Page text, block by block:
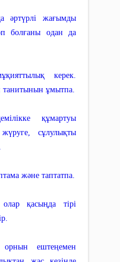
әртүрлі жағымды
болғаны одан да
керек.
танитынын ұмытпа.
құмартуы
сұлулықты
және таптатпа.
қасыңда тірі
ештеңемен